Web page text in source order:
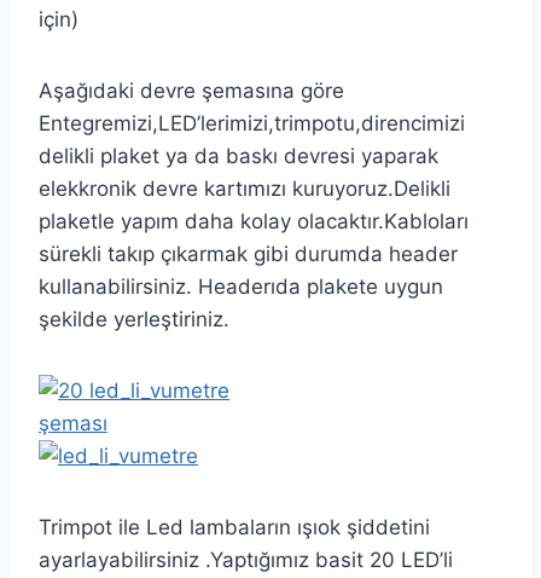
için)
Aşağıdaki devre şemasına göre
Entegremizi,LED’lerimizi,trimpotu,direncimizi
delikli plaket ya da baskı devresi yaparak
elekkronik devre kartımızı kuruyoruz.Delikli
plaketle yapım daha kolay olacaktır.Kabloları
sürekli takıp çıkarmak gibi durumda header
kullanabilirsiniz. Headerıda plakete uygun
şekilde yerleştiriniz.
Trimpot ile Led lambaların ışıok şiddetini
ayarlayabilirsiniz .Yaptığımız basit 20 LED’li